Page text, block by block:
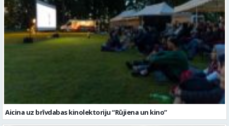
Aicina uz brīvdabas kinolektoriju “Rūjiena un kino”